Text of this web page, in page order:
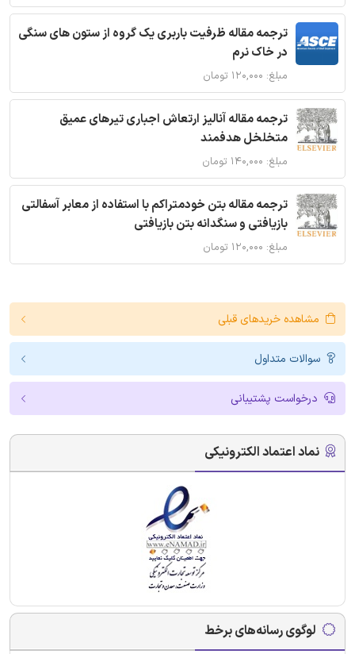
ترجمه مقاله ظرفیت باربری یک گروه از ستون های سنگی
در خاک نرم
مبلغ: ۱۲۰,۰۰۰ تومان
ترجمه مقاله آنالیز ارتعاش اجباری تیرهای عمیق
متخلخل هدفمند
مبلغ: ۱۴۰,۰۰۰ تومان
ترجمه مقاله بتن خودمتراکم با استفاده از معابر آسفالتی
بازیافتی و سنگدانه بتن بازیافتی
مبلغ: ۱۲۰,۰۰۰ تومان
مشاهده خریدهای قبلی
سوالات متداول
درخواست پشتیبانی
نماد اعتماد الکترونیکی
لوگوی رسانه‌های برخط